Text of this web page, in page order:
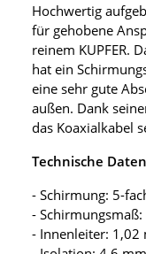
Hochwertig
für gehobene
reinem KUPFER.
hat ein
eine sehr gute
außen. Dank
das Koaxialkabel
Technische
- Schirmung: 5-
-
- Innenleiter: 1,02